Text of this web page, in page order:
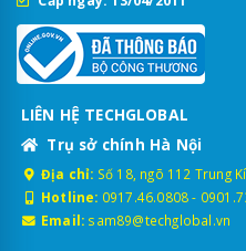
LIÊN HỆ TECHGLOBAL
Trụ sở chính Hà Nội
Địa chỉ: Số 18, ngõ 112 Trung
Hotline: 0917.46.0808-
Email: sam89@techglobal.vn